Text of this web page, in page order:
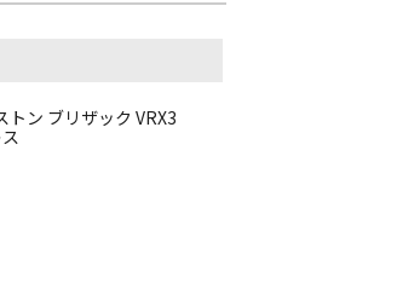
トン ブリザック VRX3